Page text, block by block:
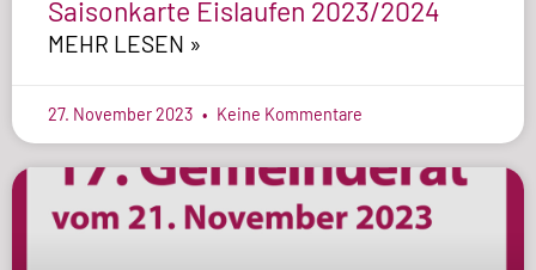
Saisonkarte Eislaufen 2023/2024
MEHR LESEN »
27. November 2023 Keine Kommentare